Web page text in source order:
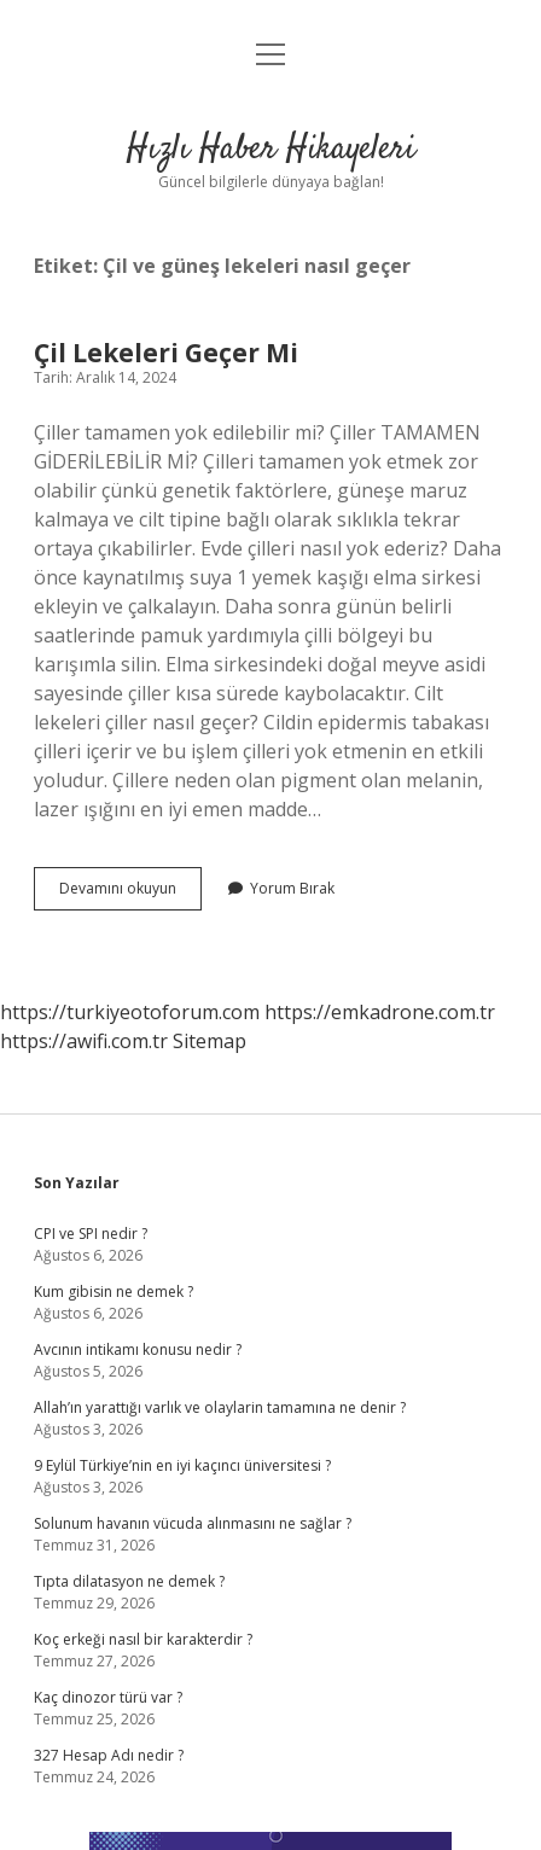
Anasayfa
Yasal Uyarı
menüyü
Hızlı Haber Hikayeleri
Güncel bilgilerle dünyaya bağlan!
Etiket: Çil ve güneş lekeleri nasıl geçer
Çil Lekeleri Geçer Mi
Tarih: Aralık 14, 2024
Çiller tamamen yok edilebilir mi? Çiller TAMAMEN
GİDERİLEBİLİR Mİ? Çilleri tamamen yok etmek zor
olabilir çünkü genetik faktörlere, güneşe maruz
kalmaya ve cilt tipine bağlı olarak sıklıkla tekrar
ortaya çıkabilirler. Evde çilleri nasıl yok ederiz? Daha
önce kaynatılmış suya 1 yemek kaşığı elma sirkesi
ekleyin ve çalkalayın. Daha sonra günün belirli
saatlerinde pamuk yardımıyla çilli bölgeyi bu
karışımla silin. Elma sirkesindeki doğal meyve asidi
sayesinde çiller kısa sürede kaybolacaktır. Cilt
lekeleri çiller nasıl geçer? Cildin epidermis tabakası
çilleri içerir ve bu işlem çilleri yok etmenin en etkili
yoludur. Çillere neden olan pigment olan melanin,
lazer ışığını en iyi emen madde…
Devamını okuyun
Lekeleri
Yorum Bırak
https://turkiyeotoforum.com https://emkadrone.com.tr
https://awifi.com.trSitemap
Sidebar
Son Yazılar
CPI ve SPI nedir ?
Ağustos 6, 2026
Kum gibisin ne demek ?
Ağustos 6, 2026
Avcının intikamı konusu nedir ?
Ağustos 5, 2026
Allah’ın yarattığı varlık ve olaylarin tamamına ne denir ?
Ağustos 3, 2026
9 Eylül Türkiye’nin en iyi kaçıncı üniversitesi ?
Ağustos 3, 2026
Solunum havanın vücuda alınmasını ne sağlar ?
Temmuz 31, 2026
Tıpta dilatasyon ne demek ?
Temmuz 29, 2026
Koç erkeği nasıl bir karakterdir ?
Temmuz 27, 2026
Kaç dinozor türü var ?
Temmuz 25, 2026
327 Hesap Adı nedir ?
Temmuz 24, 2026